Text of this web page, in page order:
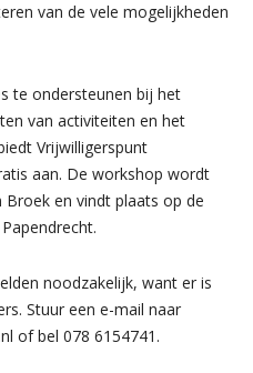
van de vele mogelijkheden
te ondersteunen bij het
van activiteiten en het
Vrijwilligerspunt
aan. De workshop wordt
en vindt plaats op de
noodzakelijk, want er is
Stuur een e-mail naar
of bel 078 6154741.